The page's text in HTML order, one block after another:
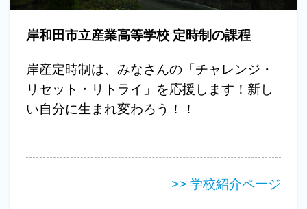
岸和田市立産業高等学校 定時制の課程
岸産定時制は、みなさんの「チャレンジ・
リセット・リトライ」を応援します！新し
い自分に生まれ変わろう！！
>> 学校紹介ページ